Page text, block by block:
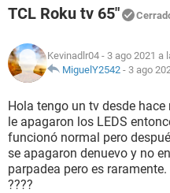
TCL Roku tv 65"
Kevinadlr04 - 3 ago 2021 a
MiguelY2542 - 3 ago
Hola tengo un tv desde
le apagaron los LEDS
funcionó normal pero
se apagaron denuevo y no
parpadea pero es
????